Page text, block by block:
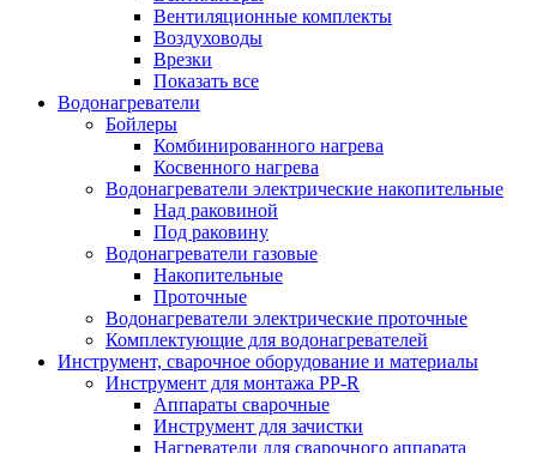
Вентиляционные комплекты
Воздуховоды
Врезки
Показать все
Водонагреватели
Бойлеры
Комбинированного нагрева
Косвенного нагрева
Водонагреватели электрические накопительные
Над раковиной
Под раковину
Водонагреватели газовые
Накопительные
Проточные
Водонагреватели электрические проточные
Комплектующие для водонагревателей
Инструмент, сварочное оборудование и материалы
Инструмент для монтажа PP-R
Аппараты сварочные
Инструмент для зачистки
Нагреватели для сварочного аппарата